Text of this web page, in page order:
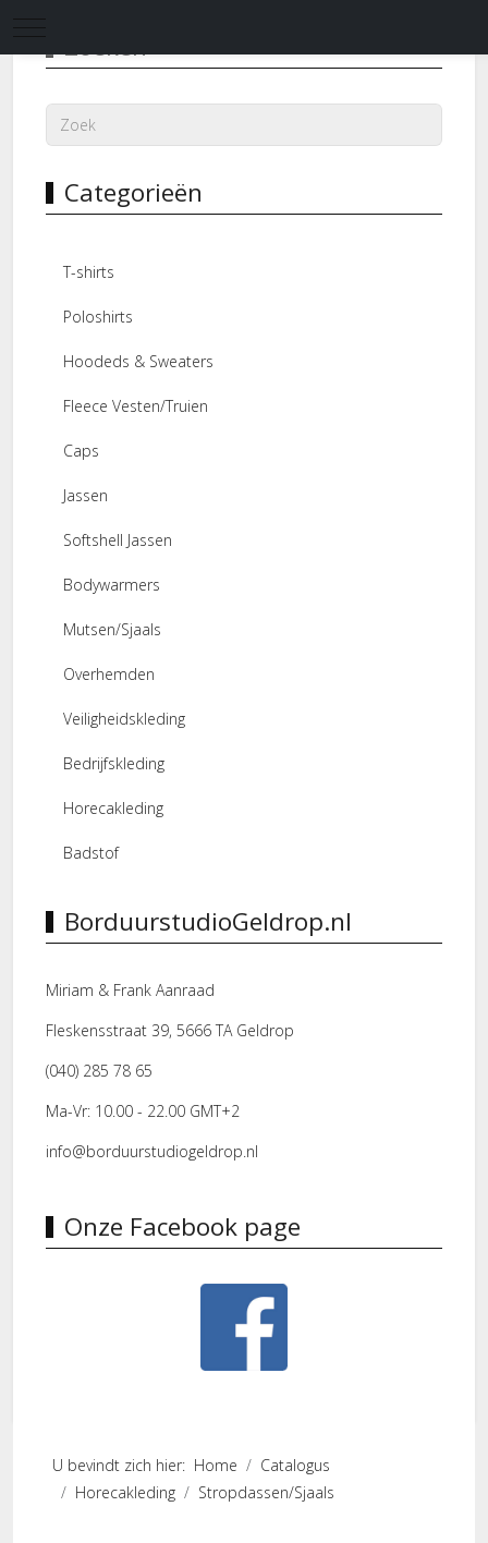
Mobile Menu Toggle
Zoeken
Categorieën
T-shirts
Poloshirts
Hoodeds & Sweaters
Fleece Vesten/Truien
Caps
Jassen
Softshell Jassen
Bodywarmers
Mutsen/Sjaals
Overhemden
Veiligheidskleding
Bedrijfskleding
Horecakleding
Badstof
BorduurstudioGeldrop.nl
Miriam & Frank Aanraad
Fleskensstraat 39, 5666 TA Geldrop
(040) 285 78 65
Ma-Vr: 10.00 - 22.00 GMT+2
info@borduurstudiogeldrop.nl
Onze Facebook page
U bevindt zich hier: Home
Catalogus
Horecakleding
Stropdassen/Sjaals